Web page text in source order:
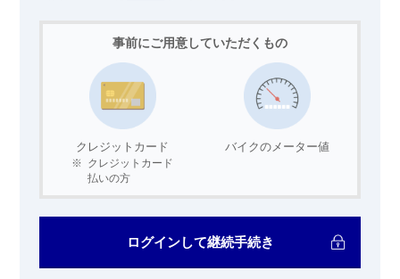
事前にご用意していただくもの
クレジットカード
※ クレジットカード
払いの方
バイクのメーター値
ログインして継続手続き